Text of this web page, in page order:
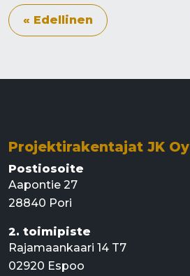
« Edellinen
Projektirakentajat JK Oy
Postiosoite
Aapontie 27
28840 Pori
2. toimipiste
Rajamaankaari 14 T7
02920 Espoo